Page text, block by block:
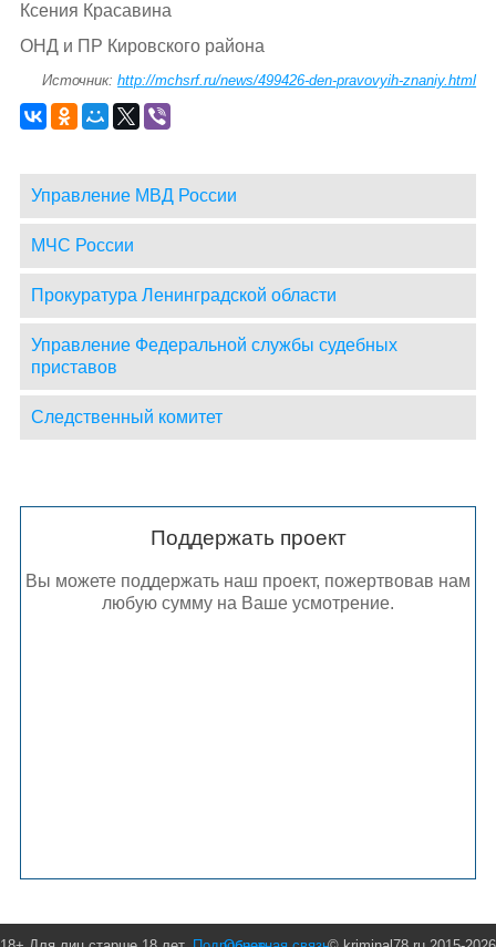
Ксения Красавина
ОНД и ПР Кировского района
Источник:http://mchsrf.ru/news/499426-den-pravovyih-znaniy.html
Управление МВД России
МЧС России
Прокуратура Ленинградской области
Управление Федеральной службы судебных
приставов
Следственный комитет
Поддержать проект
Вы можете поддержать наш проект, пожертвовав нам
любую сумму на Ваше усмотрение.